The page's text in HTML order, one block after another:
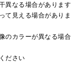
異なる場合があります
て見える場合がありま
のカラーが異なる場合
ださい